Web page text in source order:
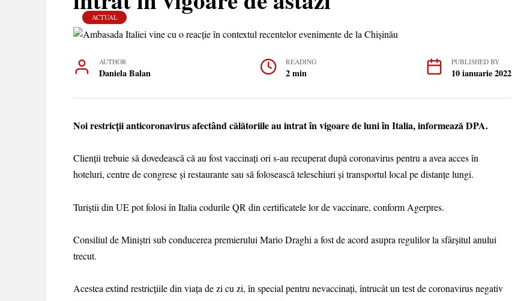
ACTUAL
AUTHOR
Daniela Balan
READING
2 min
PUBLISHED BY
10 ianuarie 2022
Noi restricţii anticoronavirus afectând călătoriile au intrat în vigoare de luni în Italia, informează DPA.
Clienţii trebuie să dovedească că au fost vaccinaţi ori s-au recuperat după coronavirus pentru a avea acces în
hoteluri, centre de congrese şi restaurante sau să folosească teleschiuri şi transportul local pe distanţe lungi.
Turiştii din UE pot folosi în Italia codurile QR din certificatele lor de vaccinare, conform Agerpres.
Consiliul de Miniştri sub conducerea premierului Mario Draghi a fost de acord asupra regulilor la sfârşitul anului
trecut.
Acestea extind restricţiile din viaţa de zi cu zi, în special pentru nevaccinaţi, întrucât un test de coronavirus negativ